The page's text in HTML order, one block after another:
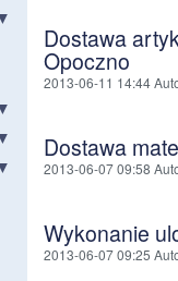
Dostawa
Opoczno
2013-06-11 14:44
Dostawa
2013-06-07 09:58
Wykonanie
2013-06-07 09:25